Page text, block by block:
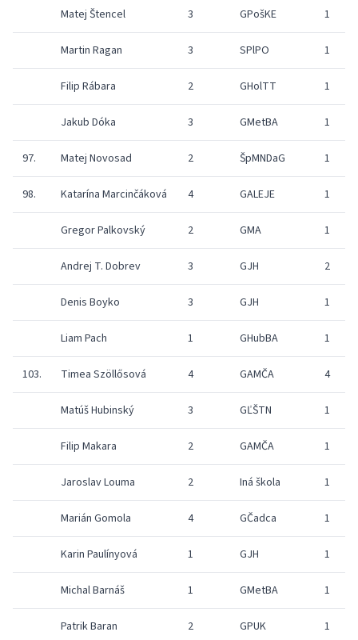
Matej Štencel 3 GPošKE 1
Martin Ragan 3 SPlPO 1
Filip Rábara 2 GHolTT 1
Jakub Dóka 3 GMetBA 1
97. Matej Novosad 2 ŠpMNDaG 1
98. Katarína Marcinčáková 4 GALEJE 1
Gregor Palkovský 2 GMA 1
Andrej T. Dobrev 3 GJH 2
Denis Boyko 3 GJH 1
Liam Pach 1 GHubBA 1
103. Timea Szöllősová 4 GAMČA 4
Matúš Hubinský 3 GĽŠTN 1
Filip Makara 2 GAMČA 1
Jaroslav Louma 2 Iná škola 1
Marián Gomola 4 GČadca 1
Karin Paulínyová 1 GJH 1
Michal Barnáš 1 GMetBA 1
Patrik Baran 2 GPUK 1